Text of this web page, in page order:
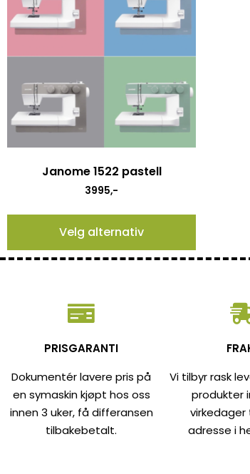
Janome 1522 pastell
3995,-
Velg alternativ
PRISGARANTI
Dokumentér lavere pris på
en symaskin kjøpt hos oss
innen 3 uker, få differansen
tilbakebetalt.
Vi tilbyr rask
produkter
virkedager
adresse i